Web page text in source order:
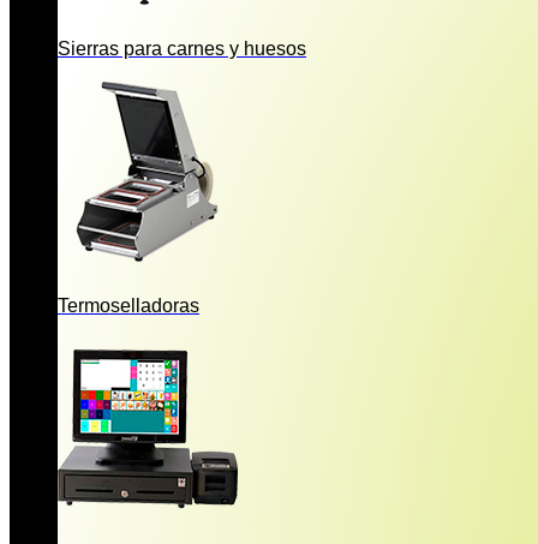
Sierras para carnes y huesos
Termoselladoras